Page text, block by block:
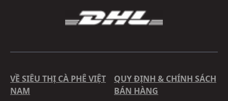
VỀ SIÊU THỊ CÀ PHÊ VIỆT
NAM
QUY ĐỊNH & CHÍNH SÁCH
BÁN HÀNG